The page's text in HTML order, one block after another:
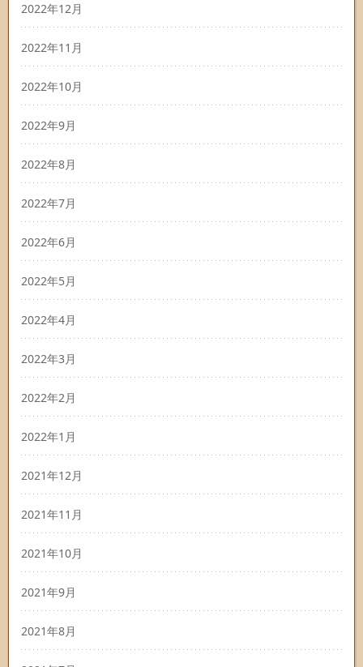
2022年12月
2022年11月
2022年10月
2022年9月
2022年8月
2022年7月
2022年6月
2022年5月
2022年4月
2022年3月
2022年2月
2022年1月
2021年12月
2021年11月
2021年10月
2021年9月
2021年8月